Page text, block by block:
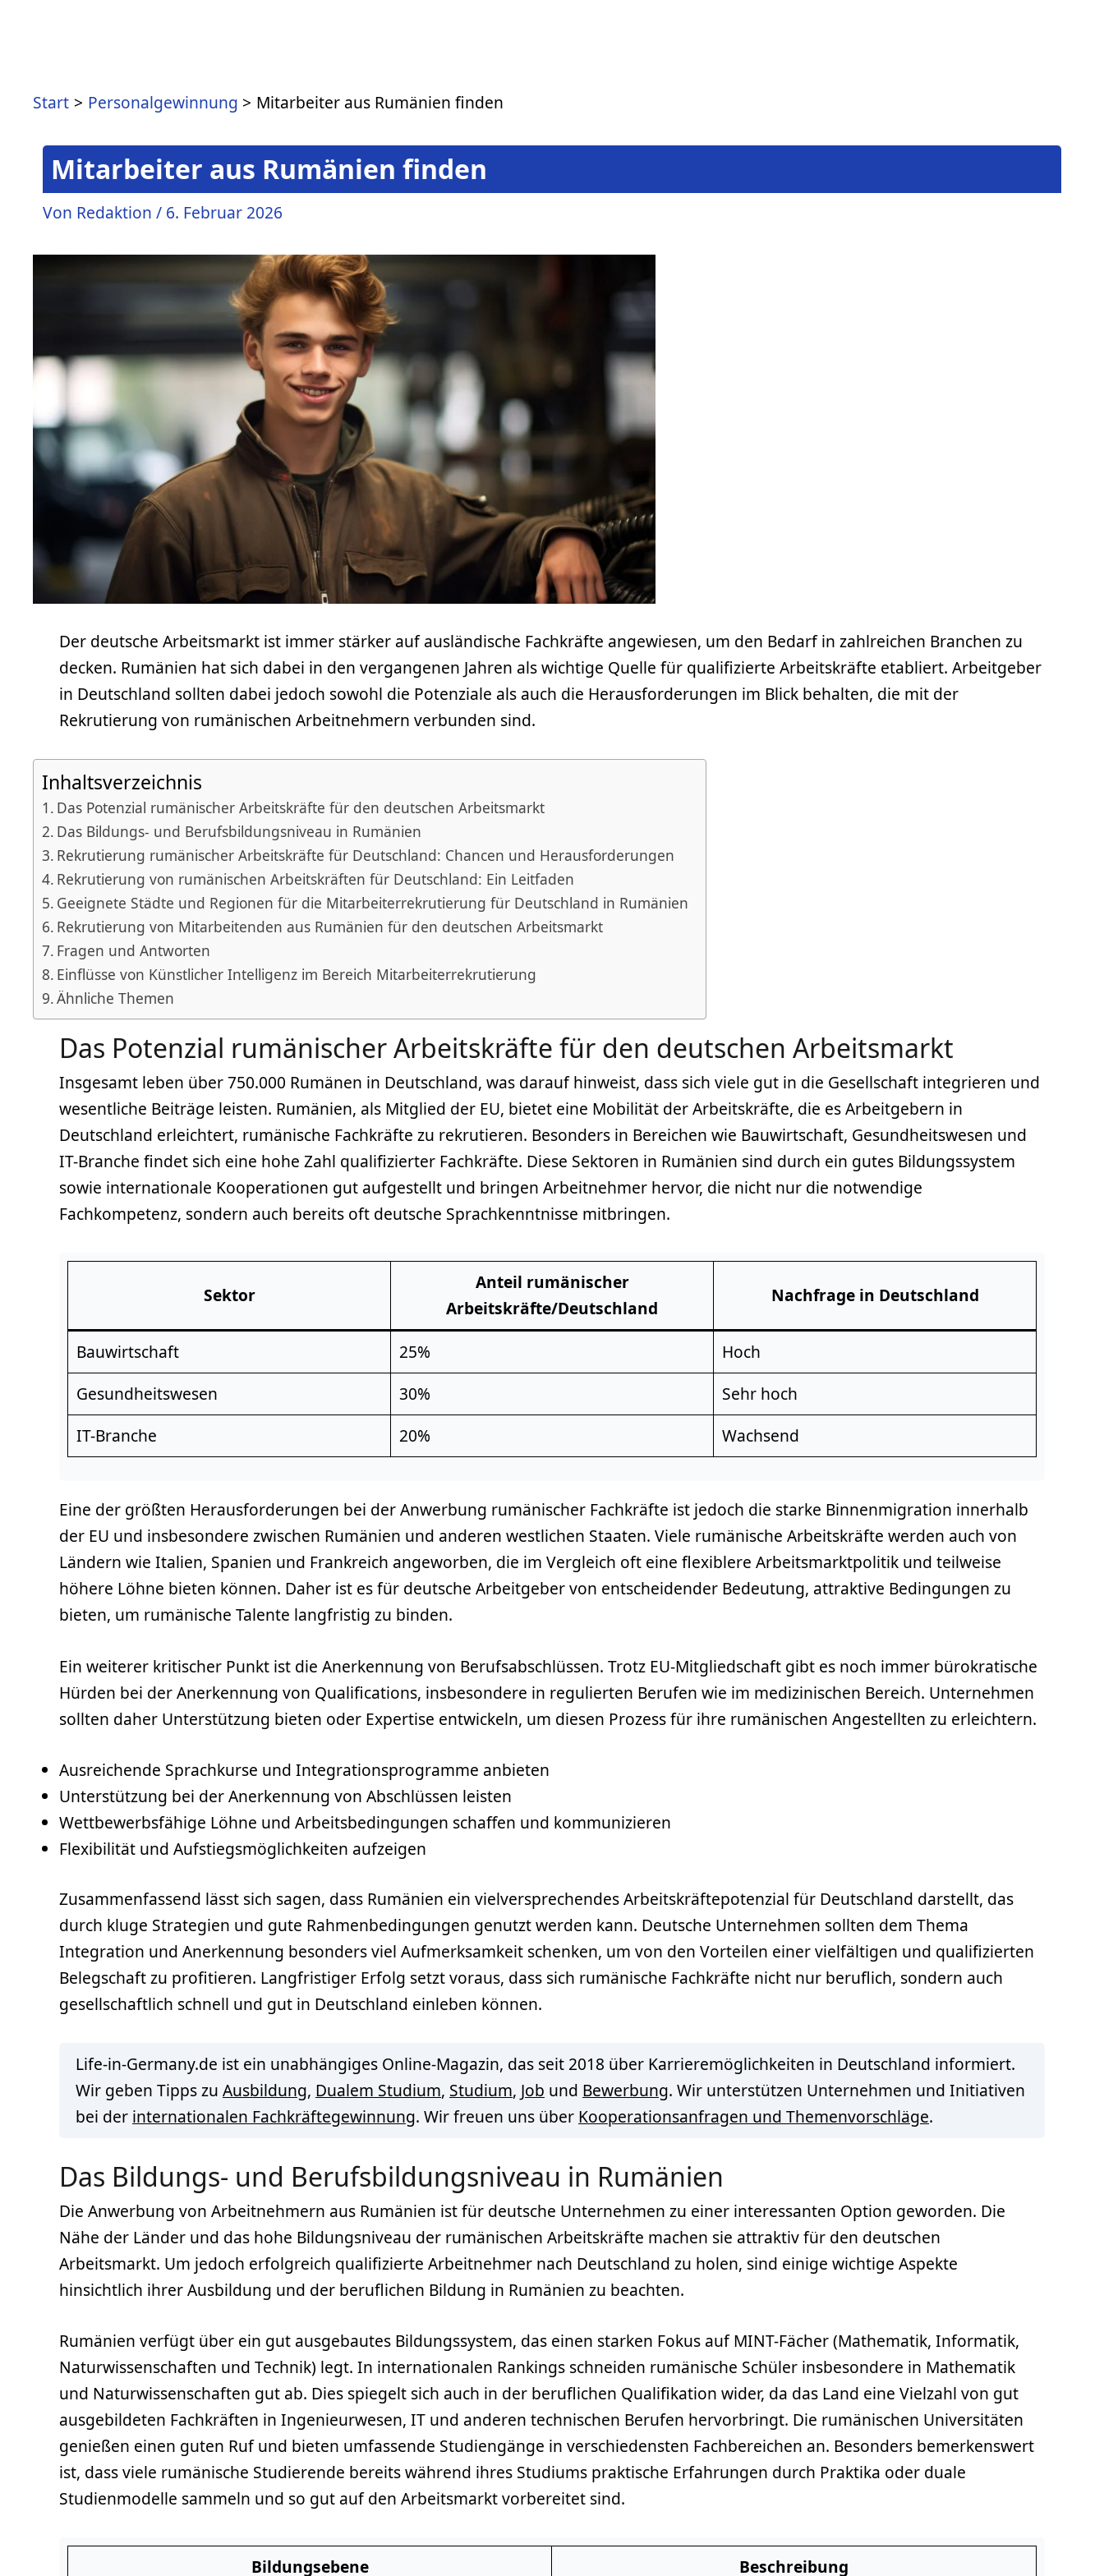
Start Personalgewinnung Mitarbeiter aus Rumänien finden
Mitarbeiter aus Rumänien finden
Von Redaktion / 6. Februar 2026
Der deutsche Arbeitsmarkt ist immer stärker auf ausländische Fachkräfte angewiesen, um den Bedarf in zahlreichen Branchen zu
decken. Rumänien hat sich dabei in den vergangenen Jahren als wichtige Quelle für qualifizierte Arbeitskräfte etabliert. Arbeitgeber
in Deutschland sollten dabei jedoch sowohl die Potenziale als auch die Herausforderungen im Blick behalten, die mit der
Rekrutierung von rumänischen Arbeitnehmern verbunden sind.
Inhaltsverzeichnis
Das Potenzial rumänischer Arbeitskräfte für den deutschen Arbeitsmarkt
Das Bildungs- und Berufsbildungsniveau in Rumänien
Rekrutierung rumänischer Arbeitskräfte für Deutschland: Chancen und Herausforderungen
Rekrutierung von rumänischen Arbeitskräften für Deutschland: Ein Leitfaden
Geeignete Städte und Regionen für die Mitarbeiterrekrutierung für Deutschland in Rumänien
Rekrutierung von Mitarbeitenden aus Rumänien für den deutschen Arbeitsmarkt
Fragen und Antworten
Einflüsse von Künstlicher Intelligenz im Bereich Mitarbeiterrekrutierung
Ähnliche Themen
Das Potenzial rumänischer Arbeitskräfte für den deutschen Arbeitsmarkt
Insgesamt leben über 750.000 Rumänen in Deutschland, was darauf hinweist, dass sich viele gut in die Gesellschaft integrieren und
wesentliche Beiträge leisten. Rumänien, als Mitglied der EU, bietet eine Mobilität der Arbeitskräfte, die es Arbeitgebern in
Deutschland erleichtert, rumänische Fachkräfte zu rekrutieren. Besonders in Bereichen wie Bauwirtschaft, Gesundheitswesen und
IT-Branche findet sich eine hohe Zahl qualifizierter Fachkräfte. Diese Sektoren in Rumänien sind durch ein gutes Bildungssystem
sowie internationale Kooperationen gut aufgestellt und bringen Arbeitnehmer hervor, die nicht nur die notwendige
Fachkompetenz, sondern auch bereits oft deutsche Sprachkenntnisse mitbringen.
Sektor
Anteil rumänischer
Arbeitskräfte/Deutschland
Nachfrage in Deutschland
Bauwirtschaft 25%
Hoch
Gesundheitswesen
30%
Sehr hoch
IT-Branche
20% Wachsend
Eine der größten Herausforderungen bei der Anwerbung rumänischer Fachkräfte ist jedoch die starke Binnenmigration innerhalb
der EU und insbesondere zwischen Rumänien und anderen westlichen Staaten. Viele rumänische Arbeitskräfte werden auch von
Ländern wie Italien, Spanien und Frankreich angeworben, die im Vergleich oft eine flexiblere Arbeitsmarktpolitik und teilweise
höhere Löhne bieten können. Daher ist es für deutsche Arbeitgeber von entscheidender Bedeutung, attraktive Bedingungen zu
bieten, um rumänische Talente langfristig zu binden.
Ein weiterer kritischer Punkt ist die Anerkennung von Berufsabschlüssen. Trotz EU-Mitgliedschaft gibt es noch immer bürokratische
Hürden bei der Anerkennung von Qualifications, insbesondere in regulierten Berufen wie im medizinischen Bereich. Unternehmen
sollten daher Unterstützung bieten oder Expertise entwickeln, um diesen Prozess für ihre rumänischen Angestellten zu erleichtern.
Ausreichende Sprachkurse und Integrationsprogramme anbieten
Unterstützung bei der Anerkennung von Abschlüssen leisten
Wettbewerbsfähige Löhne und Arbeitsbedingungen schaffen und kommunizieren
Flexibilität und Aufstiegsmöglichkeiten aufzeigen
Zusammenfassend lässt sich sagen, dass Rumänien ein vielversprechendes Arbeitskräftepotenzial für Deutschland darstellt, das
durch kluge Strategien und gute Rahmenbedingungen genutzt werden kann. Deutsche Unternehmen sollten dem Thema
Integration und Anerkennung besonders viel Aufmerksamkeit schenken, um von den Vorteilen einer vielfältigen und qualifizierten
Belegschaft zu profitieren. Langfristiger Erfolg setzt voraus, dass sich rumänische Fachkräfte nicht nur beruflich, sondern auch
gesellschaftlich schnell und gut in Deutschland einleben können.
Life-in-Germany.de ist ein unabhängiges Online-Magazin, das seit 2018 über Karrieremöglichkeiten in Deutschland informiert.
Wir geben Tipps zu Ausbildung, Dualem Studium, Studium, Job und Bewerbung. Wir unterstützen Unternehmen und Initiativen
bei der internationalen Fachkräftegewinnung. Wir freuen uns über Kooperationsanfragen und Themenvorschläge.
Das Bildungs- und Berufsbildungsniveau in Rumänien
Die Anwerbung von Arbeitnehmern aus Rumänien ist für deutsche Unternehmen zu einer interessanten Option geworden. Die
Nähe der Länder und das hohe Bildungsniveau der rumänischen Arbeitskräfte machen sie attraktiv für den deutschen
Arbeitsmarkt. Um jedoch erfolgreich qualifizierte Arbeitnehmer nach Deutschland zu holen, sind einige wichtige Aspekte
hinsichtlich ihrer Ausbildung und der beruflichen Bildung in Rumänien zu beachten.
Rumänien verfügt über ein gut ausgebautes Bildungssystem, das einen starken Fokus auf MINT-Fächer (Mathematik, Informatik,
Naturwissenschaften und Technik) legt. In internationalen Rankings schneiden rumänische Schüler insbesondere in Mathematik
und Naturwissenschaften gut ab. Dies spiegelt sich auch in der beruflichen Qualifikation wider, da das Land eine Vielzahl von gut
ausgebildeten Fachkräften in Ingenieurwesen, IT und anderen technischen Berufen hervorbringt. Die rumänischen Universitäten
genießen einen guten Ruf und bieten umfassende Studiengänge in verschiedensten Fachbereichen an. Besonders bemerkenswert
ist, dass viele rumänische Studierende bereits während ihres Studiums praktische Erfahrungen durch Praktika oder duale
Studienmodelle sammeln und so gut auf den Arbeitsmarkt vorbereitet sind.
Bildungsebene Beschreibung